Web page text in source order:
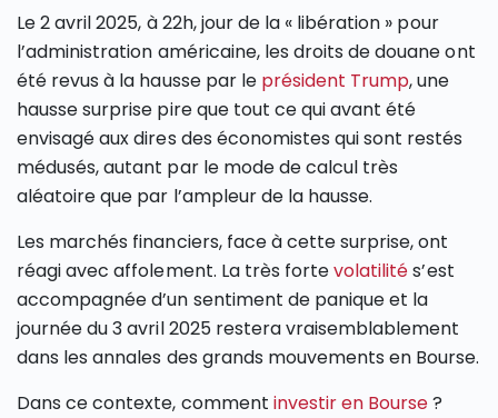
Le 2 avril 2025, à 22h, jour de la « libération » pour
l’administration américaine, les droits de douane ont
été revus à la hausse par le président Trump, une
hausse surprise pire que tout ce qui avant été
envisagé aux dires des économistes qui sont restés
médusés, autant par le mode de calcul très
aléatoire que par l’ampleur de la hausse.
Les marchés financiers, face à cette surprise, ont
réagi avec affolement. La très fortevolatilités’est
accompagnée d’un sentiment de panique et la
journée du 3 avril 2025 restera vraisemblablement
dans les annales des grands mouvements en Bourse.
Dans ce contexte, comment investir en Bourse?